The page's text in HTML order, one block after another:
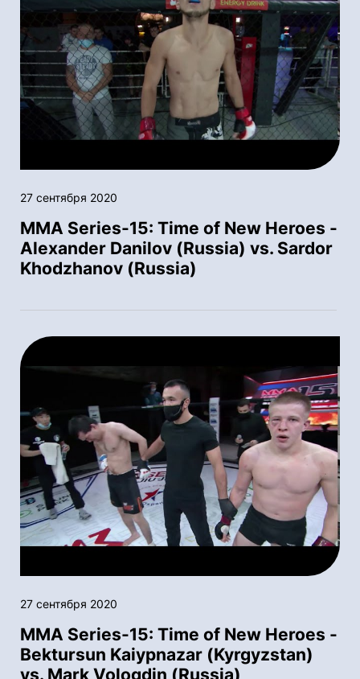
27 сентября 2020
MMA Series-15: Time of New Heroes -
Alexander Danilov (Russia) vs. Sardor
Khodzhanov (Russia)
27 сентября 2020
MMA Series-15: Time of New Heroes -
Bektursun Kaiypnazar (Kyrgyzstan)
vs. Mark Vologdin (Russia)